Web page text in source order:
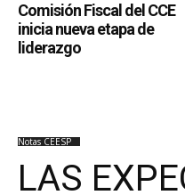
Comisión Fiscal del CCE
inicia nueva etapa de
liderazgo